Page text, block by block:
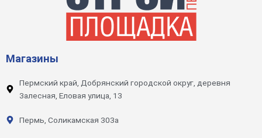
Магазины
Пермский край, Добрянский городской округ, деревня
Залесная, Еловая улица, 13
Пермь, Соликамская 303а